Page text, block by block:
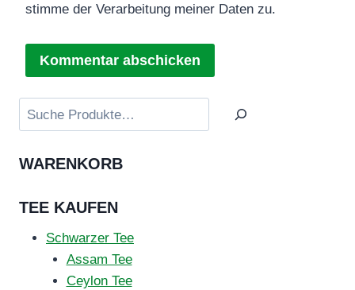
stimme der Verarbeitung meiner Daten zu.
Suchen
WARENKORB
TEE KAUFEN
Schwarzer Tee
Assam Tee
Ceylon Tee